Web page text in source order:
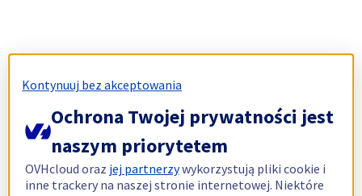
Kontynuuj bez akceptowania
Ochrona Twojej prywatności jest
naszym priorytetem
OVHcloud oraz jej partnerzywykorzystują pliki cookie i
inne trackery na naszej stronie internetowej. Niektóre